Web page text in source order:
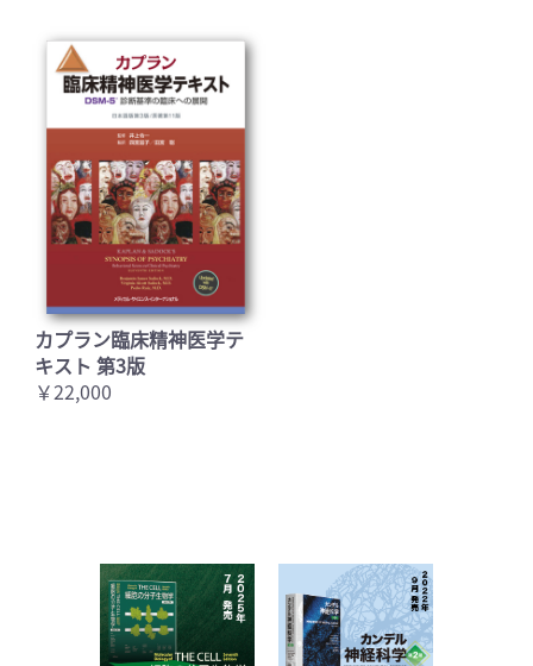
カプラン臨床精神医学テ
キスト 第3版
￥22,000